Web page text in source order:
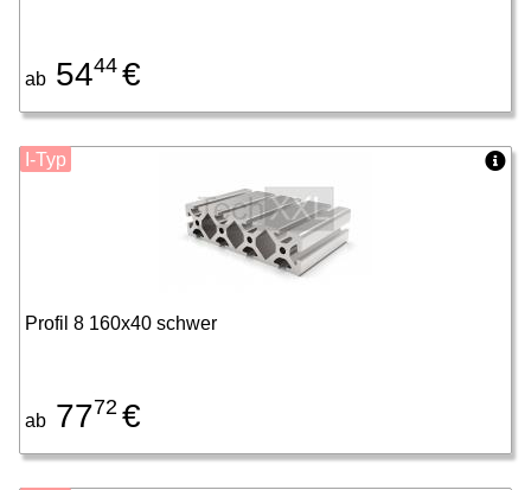
ab 5444 €
Profil 8 160x40 schwer
ab 7772 €
I-Typ